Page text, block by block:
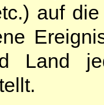
auf
Land